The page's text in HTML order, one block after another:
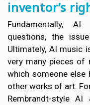
inventor’s
Fundamentally,
questions, the
Ultimately, AI music
very many pieces of
which someone else
other works of art.
Rembrandt-style